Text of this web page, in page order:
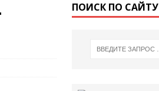
ПОИСК ПО САЙТУ